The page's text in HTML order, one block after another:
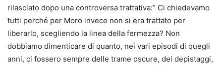
rilasciato dopo una controversa trattativa:” Ci chiedevamo
tutti perché per Moro invece non si era trattato per
liberarlo, scegliendo la linea della fermezza? Non
dobbiamo dimenticare di quanto, nei vari episodi di quegli
anni, ci fossero sempre delle trame oscure, dei depistaggi,